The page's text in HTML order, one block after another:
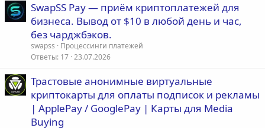
SwapSS Pay — приём криптоплатежей для
бизнеса. Вывод от $10 в любой день и час,
без чарджбэков.
swapss
Процессинги платежей
Ответы 17 23.07.2026
Трастовые анонимные виртуальные
криптокарты для оплаты подписок и рекламы
| ApplePay / GooglePay | Карты для Media
Buying